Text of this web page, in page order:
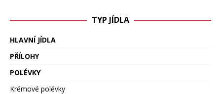
TYP JÍDLA
HLAVNÍ JÍDLA
PŘÍLOHY
POLÉVKY
Krémové polévky